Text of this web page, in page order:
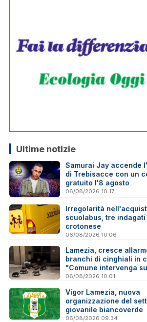
Ultime notizie
Samurai Jay accende
di Trebisacce con un
gratuito l'8 agosto
06/08/2026 10:17
Irregolarità
scuolabus, tre indagati
crotonese
06/08/2026 10:06
Lamezia, cresce
branchi di cinghiali in
"Comune intervenga
Video
06/08/2026 10:01
Vigor Lamezia, nuova
organizzazione del
giovanile biancoverde
06/08/2026 09:34